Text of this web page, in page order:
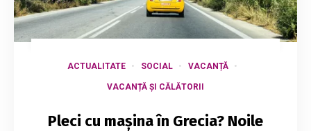
ACTUALITATE SOCIAL VACANȚĂ
VACANȚĂ ȘI CĂLĂTORII
Pleci cu mașina în Grecia? Noile